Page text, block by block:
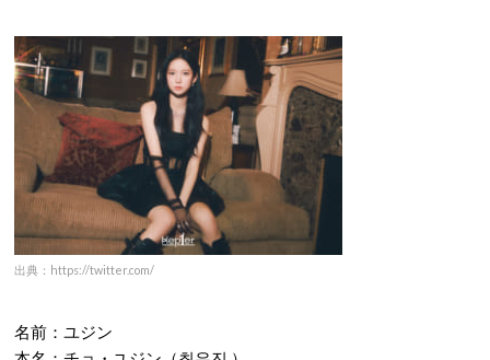
ここからは、Kep1erメンバーのプロフィールを年齢順にお届
けします。
各メンバーの経歴や魅力は人気順ランキングとともに後述する
ので、ぜひそちらもチェックしてくださいね。
ユジンのプロフィール